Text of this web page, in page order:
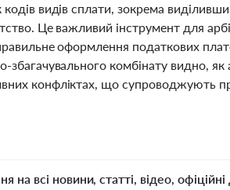
видів сплати, зокрема
Це важливий інструмент для
оформлення податкових
збагачувального комбінату видно,
конфліктах, що супроводжують
на всі новини, статті, відео,